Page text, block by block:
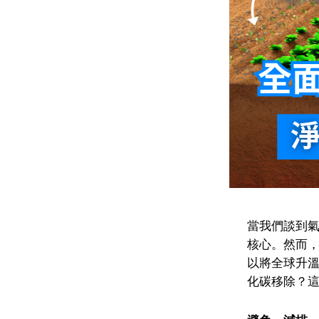
當我們談到
核心。然而
以將全球升
化碳移除？